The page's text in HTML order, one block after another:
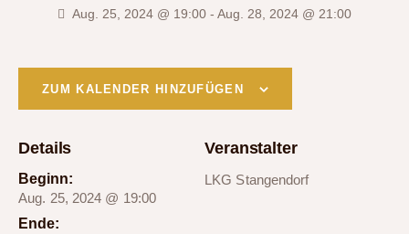
Aug. 25, 2024 @ 19:00 - Aug. 28, 2024 @ 21:00
ZUM KALENDER HINZUFÜGEN
Details
Beginn:
Aug. 25, 2024 @ 19:00
Ende:
Veranstalter
LKG Stangendorf